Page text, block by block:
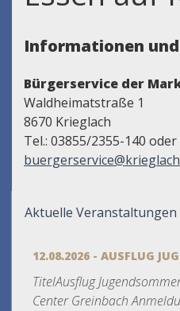
Informationen
Bürgerservice der
Waldheimatstraße 1
8670 Krieglach
Tel.: 03855/2355-140 oder
Aktuelle Veranstaltungen
12.08.2026 - AUSFLUG
TitelAusflug
Center Greinbach